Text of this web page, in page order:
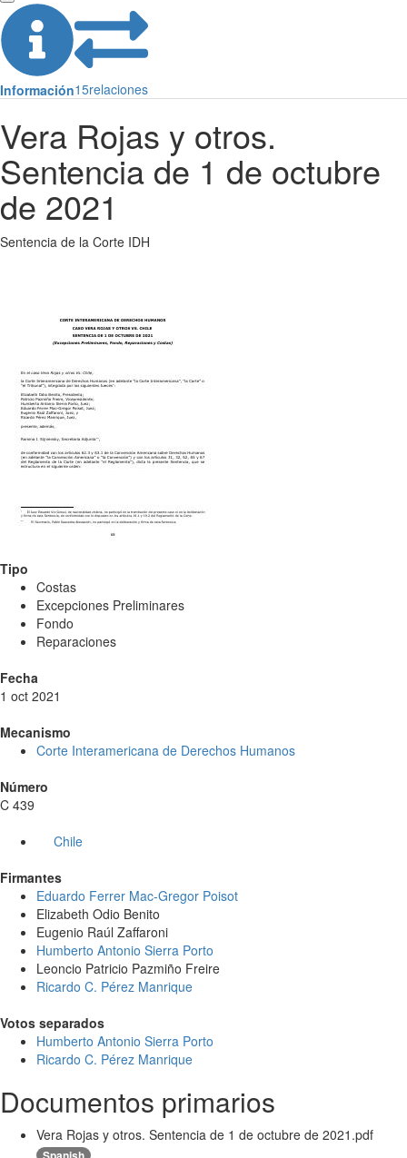
Información15relaciones
Vera Rojas y otros.
Sentencia de 1 de octubre
de 2021
Sentencia de la Corte IDH
Tipo
Costas
Excepciones Preliminares
Fondo
Reparaciones
Fecha
1 oct 2021
Mecanismo
Corte Interamericana de Derechos Humanos
Número
C 439
Chile
Firmantes
Eduardo Ferrer Mac-Gregor Poisot
Elizabeth Odio Benito
Eugenio Raúl Zaffaroni
Humberto Antonio Sierra Porto
Leoncio Patricio Pazmiño Freire
Ricardo C. Pérez Manrique
Votos separados
Humberto Antonio Sierra Porto
Ricardo C. Pérez Manrique
Documentos primarios
Vera Rojas y otros. Sentencia de 1 de octubre de 2021.pdf